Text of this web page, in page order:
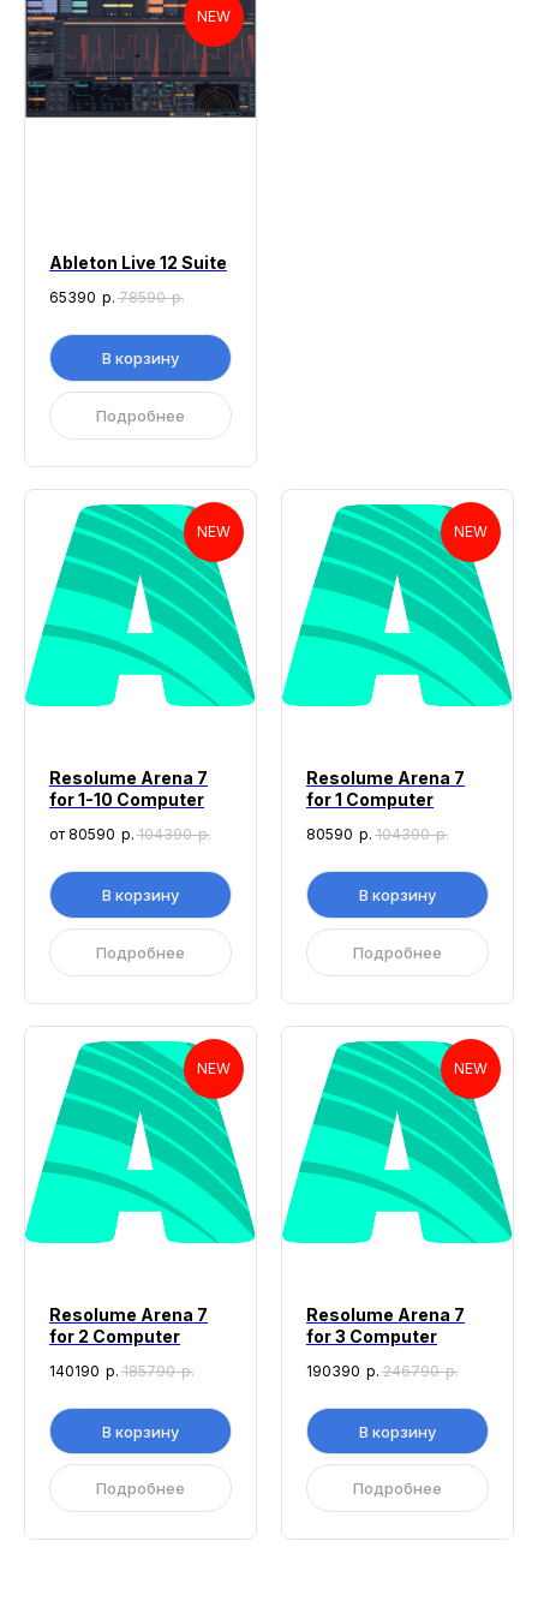
NEW
Ableton Live 12 Suite
65390 р. 78590 р.
В корзину
Подробнее
NEW
Resolume Arena 7
for 1-10 Computer
от 80590 р. 104390 р.
В корзину
Подробнее
NEW
Resolume Arena 7
for 1 Computer
80590 р. 104390 р.
В корзину
Подробнее
NEW
Resolume Arena 7
for 2 Computer
140190 р. 185790 р.
В корзину
Подробнее
NEW
Resolume Arena 7
for 3 Computer
190390 р. 246790 р.
В корзину
Подробнее